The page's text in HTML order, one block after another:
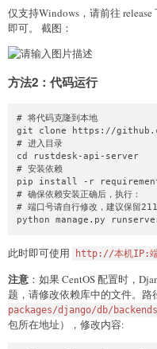
仅支持Windows，请前往
即可。 截图：
方法2：代码运行
# 将代码克隆到本地
git clone https://
# 进入目录
cd rustdesk-api-server
# 安装依赖
pip install -r
# 确保依赖安装正确后，执行：
# 端口号请自行修改，建议保留
python manage.py
此时即可使用 http://本机IP:
注意 ：如果 CentOS 配置时，
题，请修改依赖库中的文件。路
packages/django/db/
包所在地址），修改内容: